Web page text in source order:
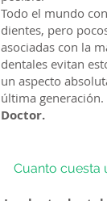
Todo el mundo
dientes, pero
asociadas con la
dentales evitan
un aspecto
última
Doctor.
Cuanto cuesta